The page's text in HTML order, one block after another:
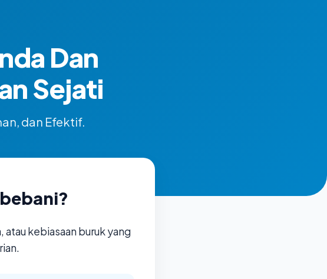
Dan
Sejati
dan Efektif.
kebiasaan buruk yang